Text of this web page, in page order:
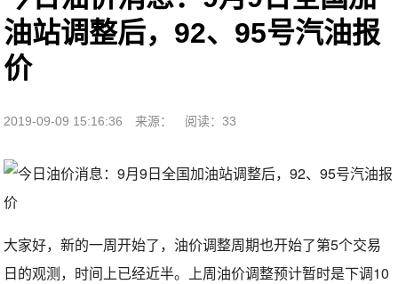
油站调整后，92、95号汽油报
价
2019-09-09 15:16:36 来源： 阅读：33
大家好，新的一周开始了，油价调整周期也开始了第5个交易
日的观测，时间上已经近半。上周油价调整预计暂时是下调10